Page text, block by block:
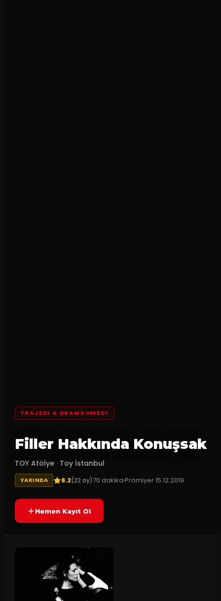
TRAJEDI & DRAMKOMEDI
Filler Hakkında Konuşsak
TOY Atölye · Toy İstanbul
YAKINDA 8.2(22 oy)70 dakikaPrömiyer15.12.2019
Hemen Kayıt Ol